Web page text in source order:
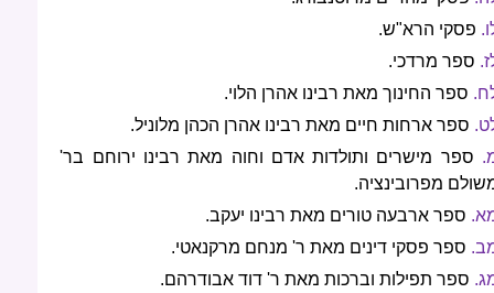
פסקי הרא"ש.
ספר מרדכי.
ספר החינוך מאת רבינו אהרן הלוי.
ספר ארחות חיים מאת רבינו אהרן הכהן מלוניל.
ספר מישרים ותולדות אדם וחוה מאת רבינו ירוחם בר'
מפרובינציה.
ספר ארבעה טורים מאת רבינו יעקב.
ספר פסקי דינים מאת ר' מנחם מרקנאטי.
ספר תפילות וברכות מאת ר' דוד אבודרהם.